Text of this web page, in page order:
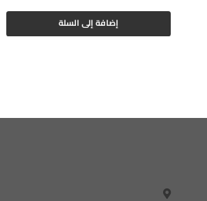
إضافة إلى السلة